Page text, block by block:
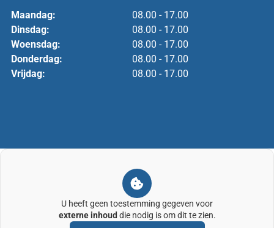
Maandag:
08.00 - 17.00
Dinsdag:
08.00 - 17.00
Woensdag:
08.00 - 17.00
Donderdag:
08.00 - 17.00
Vrijdag:
08.00 - 17.00
U heeft geen toestemming gegeven voor
externe inhoud die nodig is om dit te zien.